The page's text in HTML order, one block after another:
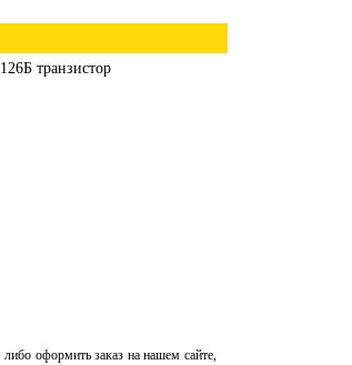
транзистор
оформить заказ на нашем сайте,